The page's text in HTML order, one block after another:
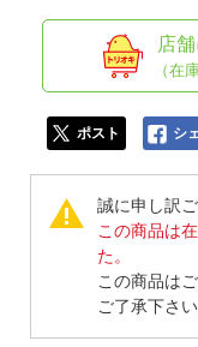
店
（在
ポスト シ
誠に申し訳
この商品は
た。
この商品は
ご了承下さい